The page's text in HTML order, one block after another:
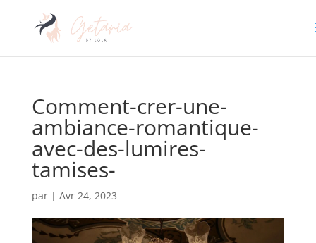
Comment-crer-une-
ambiance-romantique-
avec-des-lumires-
tamises-
par | Avr 24, 2023